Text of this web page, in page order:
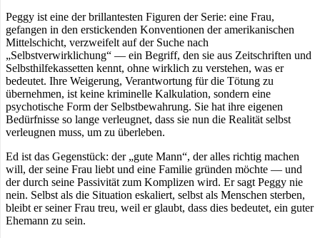
Peggy ist eine der brillantesten Figuren der Serie: eine Frau,
gefangen in den erstickenden Konventionen der amerikanischen
Mittelschicht, verzweifelt auf der Suche nach
„Selbstverwirklichung“ — ein Begriff, den sie aus Zeitschriften und
Selbsthilfekassetten kennt, ohne wirklich zu verstehen, was er
bedeutet. Ihre Weigerung, Verantwortung für die Tötung zu
übernehmen, ist keine kriminelle Kalkulation, sondern eine
psychotische Form der Selbstbewahrung. Sie hat ihre eigenen
Bedürfnisse so lange verleugnet, dass sie nun die Realität selbst
verleugnen muss, um zu überleben.
Ed ist das Gegenstück: der „gute Mann“, der alles richtig machen
will, der seine Frau liebt und eine Familie gründen möchte — und
der durch seine Passivität zum Komplizen wird. Er sagt Peggy nie
nein. Selbst als die Situation eskaliert, selbst als Menschen sterben,
bleibt er seiner Frau treu, weil er glaubt, dass dies bedeutet, ein guter
Ehemann zu sein.